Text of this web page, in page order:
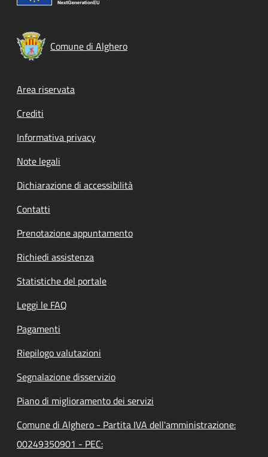
Comune di Alghero
Footer menu
Area riservata
Crediti
Informativa privacy
Note legali
Dichiarazione di accessibilità
Contatti
Prenotazione appuntamento
Richiedi assistenza
Statistiche del portale
Leggi le FAQ
Pagamenti
Riepilogo valutazioni
Segnalazione disservizio
Piano di miglioramento dei servizi
Comune di Alghero - Partita IVA dell'amministrazione:
00249350901 - PEC: